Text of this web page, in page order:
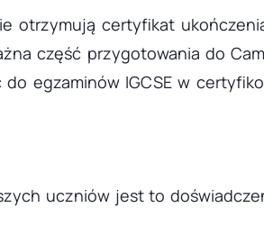
otrzymują certyfikat
część przygotowania do
egzaminów IGCSE w
uczniów jest to